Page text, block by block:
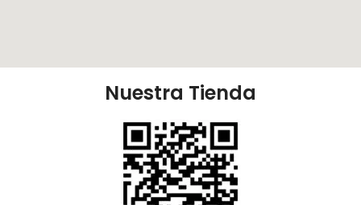
Nuestra Tienda